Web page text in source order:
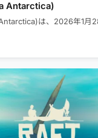
Antarctica)
は、2026年1月